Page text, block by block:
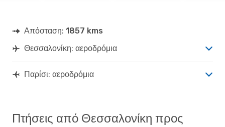
Απόσταση: 1857 kms
Θεσσαλονίκη: αεροδρόμια
Παρίσι: αεροδρόμια
Πτήσεις από Θεσσαλονίκη προς